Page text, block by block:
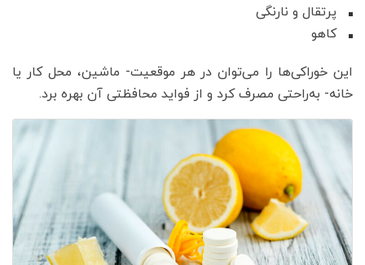
پرتقال و نارنگی
کاهو
این خوراکی‌ها را می‌توان در هر موقعیت- ماشین، محل کار یا
خانه- به‌راحتی مصرف کرد و از فواید محافظتی آن بهره برد.